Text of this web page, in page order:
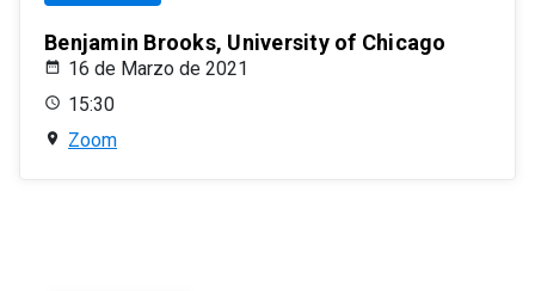
Benjamin Brooks, University of Chicago
16 de Marzo de 2021
15:30
Zoom